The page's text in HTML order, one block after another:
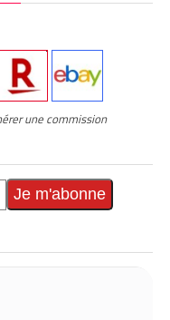
une commission